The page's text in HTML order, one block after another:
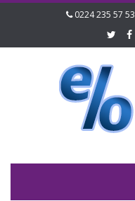
0224 235 57 53